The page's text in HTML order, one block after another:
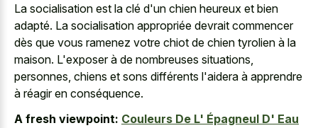
La socialisation est la clé d'un chien heureux et bien
adapté. La socialisation appropriée devrait commencer
dès que vous ramenez votre chiot de chien tyrolien à la
maison. L'exposer à de nombreuses situations,
personnes, chiens et sons différents l'aidera à apprendre
à réagir en conséquence.
A fresh viewpoint: Couleurs De L' Épagneul D' Eau